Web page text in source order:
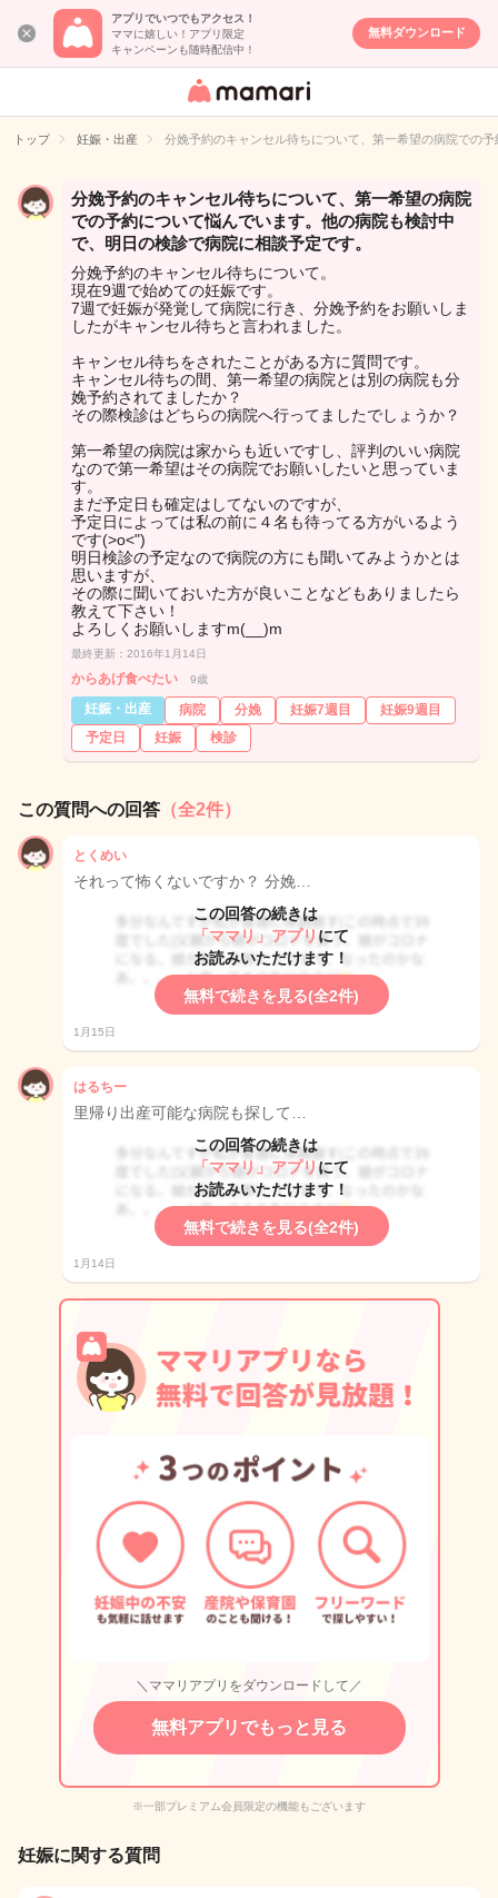
アプリでいつでもアクセス！
ママに嬉しい！アプリ限定
キャンペーンも随時配信中！
無料ダウンロード
女性専用匿名QA
イト
トップ 妊娠・出産 分娩予約のキャンセル待ちについて、第一希望の病院での
分娩予約のキャンセル待ちについて、第一希望の病院
での予約について悩んでいます。他の病院も検討中
で、明日の検診で病院に相談予定です。
分娩予約のキャンセル待ちについて。
現在9週で始めての妊娠です。
7週で妊娠が発覚して病院に行き、分娩予約をお願いしま
したがキャンセル待ちと言われました。
キャンセル待ちをされたことがある方に質問です。
キャンセル待ちの間、第一希望の病院とは別の病院も分
娩予約されてましたか？
その際検診はどちらの病院へ行ってましたでしょうか？
第一希望の病院は家からも近いですし、評判のいい病院
なので第一希望はその病院でお願いしたいと思っていま
す。
まだ予定日も確定はしてないのですが、
予定日によっては私の前に４名も待ってる方がいるよう
です(>o<")
明日検診の予定なので病院の方にも聞いてみようかとは
思いますが、
その際に聞いておいた方が良いことなどもありましたら
教えて下さい！
よろしくお願いしますm(__)m
最終更新：2016年1月14日
からあげ食べたい 9歳
妊娠・出産 病院 分娩 妊娠7週目
妊娠9週目
予定日
妊娠 検診
この質問への回答 （全2件）
とくめい
それって怖くないですか？ 分娩…
この回答の続きは
「ママリ」アプリ にて
お読みいただけます！
無料で続きを見る(全2件)
1月15日
はるちー
里帰り出産可能な病院も探して…
この回答の続きは
「ママリ」アプリ にて
お読みいただけます！
無料で続きを見る(全2件)
1月14日
＼ママリアプリをダウンロードして／
無料アプリでもっと見る
※一部プレミアム会員限定の機能もございます
妊娠に関する質問